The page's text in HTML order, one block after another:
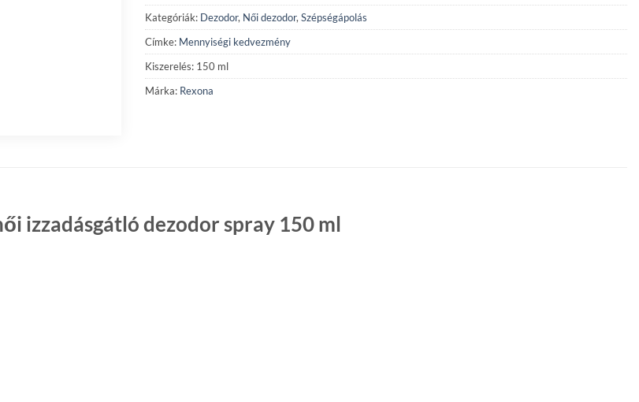
Kategóriák: Dezodor, Női dezodor, Szépségápolás
Címke: Mennyiségi kedvezmény
Kiszerelés: 150 ml
Márka: Rexona
izzadásgátló dezodor spray 150 ml